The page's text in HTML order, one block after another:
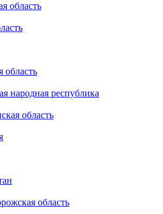
область
народная республика
область
область